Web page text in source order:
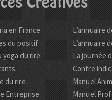
en France
du positif
du rire
du rire
Entreprise
L’annuaire
L’annuaire
La journée
Contre
Manuel
Manuel